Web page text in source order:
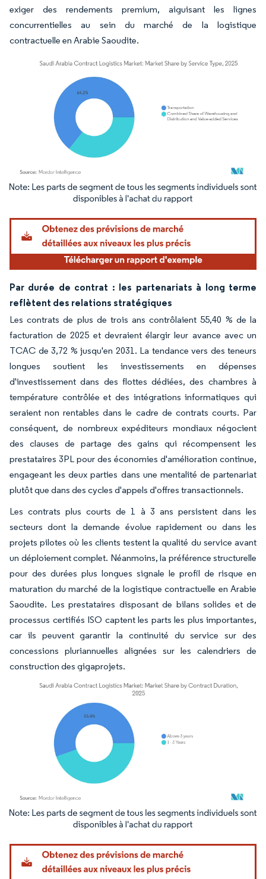
exiger des rendements premium, aiguisant les lignes
concurrentielles au sein du marché de la logistique
contractuelle en Arabie Saoudite.
Image © Mordor Intelligence. La réutilisation nécessite une attribution sous CC BY
Par durée de contrat : les partenariats à long terme
reflètent des relations stratégiques
Les contrats de plus de trois ans contrôlaient 55,40 % de la
facturation de 2025 et devraient élargir leur avance avec un
TCAC de 3,72 % jusqu'en 2031. La tendance vers des teneurs
longues soutient les investissements en dépenses
d'investissement dans des flottes dédiées, des chambres à
température contrôlée et des intégrations informatiques qui
seraient non rentables dans le cadre de contrats courts. Par
conséquent, de nombreux expéditeurs mondiaux négocient
des clauses de partage des gains qui récompensent les
prestataires 3PL pour des économies d'amélioration continue,
engageant les deux parties dans une mentalité de partenariat
plutôt que dans des cycles d'appels d'offres transactionnels.
Les contrats plus courts de 1 à 3 ans persistent dans les
secteurs dont la demande évolue rapidement ou dans les
projets pilotes où les clients testent la qualité du service avant
un déploiement complet. Néanmoins, la préférence structurelle
pour des durées plus longues signale le profil de risque en
maturation du marché de la logistique contractuelle en Arabie
Saoudite. Les prestataires disposant de bilans solides et de
processus certifiés ISO captent les parts les plus importantes,
car ils peuvent garantir la continuité du service sur des
concessions pluriannuelles alignées sur les calendriers de
construction des gigaprojets.
Image © Mordor Intelligence. La réutilisation nécessite une attribution sous CC BY